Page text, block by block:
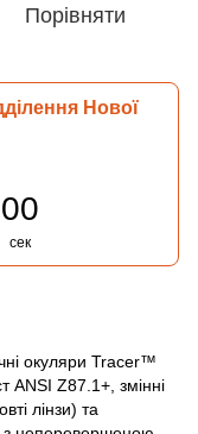
Порівняти
Нової
00
сек
окуляри Tracer™
ANSI Z87.1+, змінні
лінзи) та